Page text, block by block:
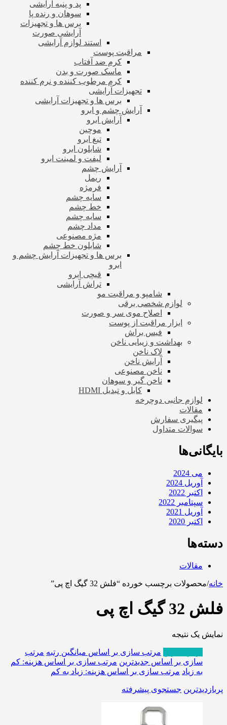
پد و پنبه آرایشی
سوهان و رنده پا
برس ها و تجهیزات
آرایشی صورت
استند لوازم آرایشی
مراقبت پوست
کرم ضد آفتاب
ماسک صورت و بدن
کرم مرطوب کننده و نرم کننده
تجهیزات آرایشی
برس ها و تجهیزات آرایشی
آرایش چشم و ابرو
آرایش ابرو
موچین
تیغ ابرو
شابلون ابرو
لیفت و لمینت ابرو
آرایش چشم
ریمل
فرمژه
سایه چشم
خط چشم
سایه چشم
مداد چشم
مژه مصنوعی
شابلون خط چشم
برس ها و تجهیزات آرایش چشم و
ابرو
قیچی ابرو
تراش آرایشی
شامپو و مراقبت مو
لوازم شخصی برقی
اصلاح موی سر و صورت
ابزار مراقبت از پوست
فیس براش
بهداشت و زیبایی ناخن
لاک ناخن
آرایش ناخن
ناخن مصنوعی
ناخن گیر و سوهان
کابل و تبدیل HDMI
لوازم جانبی دوچرخه
مقالات
پیگیری سفارش
سوالات متداول
بایگانی‌ها
می 2024
آوریل 2024
اکتبر 2022
سپتامبر 2022
آوریل 2021
اکتبر 2020
دسته‌ها
مقالات
خانه/محصولات برچسب خورده “فلش 32 گیگ اچ پی”
فلش 32 گیگ اچ پی
نمایش یک نتیجه
مرتب سازی بر اساس میانگین رتبه مرتب
سازی بر اساس جدیدترین مرتب سازی بر اساس هزینه: کم
به زیاد مرتب سازی بر اساس هزینه: زیاد به کم
پربازدیدترین جستجوی پیشرفته